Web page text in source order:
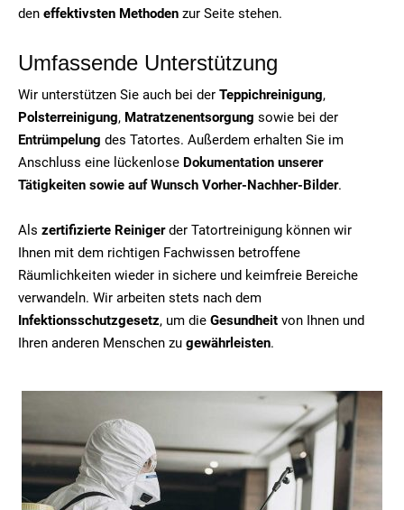
den effektivsten Methoden zur Seite stehen.
Umfassende Unterstützung
Wir unterstützen Sie auch bei der Teppichreinigung,
Polsterreinigung, Matratzenentsorgung sowie bei der
Entrümpelung des Tatortes. Außerdem erhalten Sie im
Anschluss eine lückenlose Dokumentation unserer
Tätigkeiten sowie auf Wunsch Vorher-Nachher-Bilder.
Als zertifizierte Reinigerder Tatortreinigung können wir
Ihnen mit dem richtigen Fachwissen betroffene
Räumlichkeiten wieder in sichere und keimfreie Bereiche
verwandeln. Wir arbeiten stets nach dem
Infektionsschutzgesetz, um die Gesundheit von Ihnen und
Ihren anderen Menschen zu gewährleisten.